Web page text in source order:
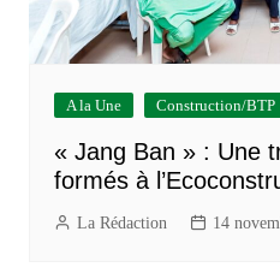
A la Une Construction/BTP
« Jang Ban » : Une
formés à
La Rédaction 14